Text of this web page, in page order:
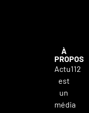
À
PROPOS
Actu112
est
un
média